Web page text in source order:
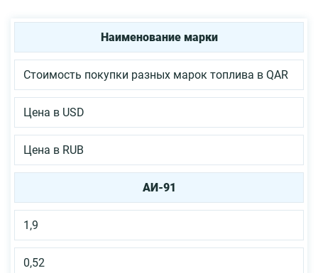
Наименование марки
Стоимость покупки разных марок топлива в QAR
Цена в USD
Цена в RUB
АИ-91
1,9
0,52